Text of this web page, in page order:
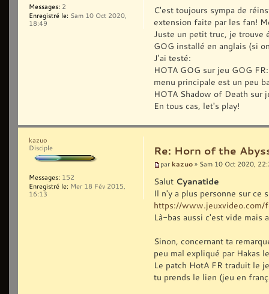
C'est toujours sympa de
extension faite par les fan!
Juste un petit truc, je trouve
GOG installé en anglais (si
J'ai testé:
HOTA GOG sur jeu GOG
menu principale est un peu
HOTA Shadow of Death sur
En tous cas, let's play!
Messages: 2
Enregistré le: Sam 10 Oct 2020,
18:49
Re: Horn of the
par kazuo » Sam 10 Oct 2020,
Salut Cyanatide
Il n'y a plus personne sur ce
https://
Là-bas aussi c'est vide mais
Sinon, concernant ta
peu mal expliqué par Hakas
Le patch HotA FR traduit le
tu prends le lien (jeu en
kazuo
Disciple
Messages: 152
Enregistré le: Mer 18 Fév 2015,
16:13